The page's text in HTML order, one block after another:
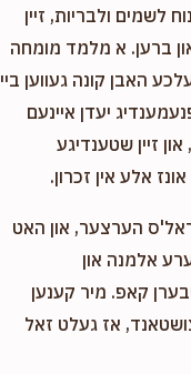
ולבריות, זיין
ברען. א מלמד מומחה
האבן קונה געווען ביי
יעדן איינעם
זיין שטענדיגע
אלע אין זכרון.
הערצער, און האט
אלמנה און
קאפ. מיר קענען
אז געלט זאל